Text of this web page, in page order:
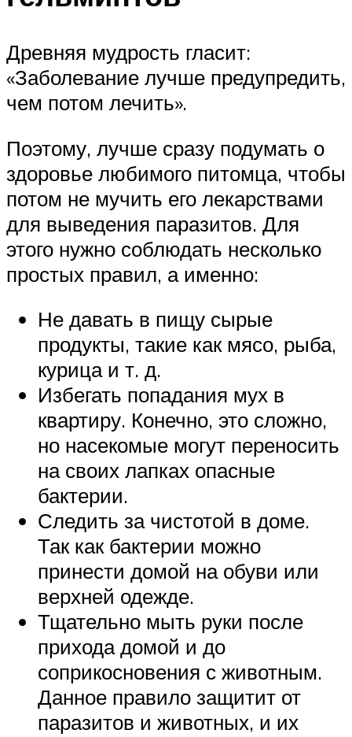
Древняя мудрость гласит:
«Заболевание лучше предупредить,
чем потом лечить».
Поэтому, лучше сразу подумать о
здоровье любимого питомца, чтобы
потом не мучить его лекарствами
для выведения паразитов. Для
этого нужно соблюдать несколько
простых правил, а именно:
Не давать в пищу сырые
продукты, такие как мясо, рыба,
курица и т. д.
Избегать попадания мух в
квартиру. Конечно, это сложно,
но насекомые могут переносить
на своих лапках опасные
бактерии.
Следить за чистотой в доме.
Так как бактерии можно
принести домой на обуви или
верхней одежде.
Тщательно мыть руки после
прихода домой и до
соприкосновения с животным.
Данное правило защитит от
паразитов и животных, и их